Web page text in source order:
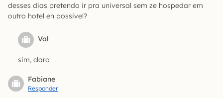
desses dias pretendo ir pra universal sem ze hospedar em
outro hotel eh possivel?
Val
sim, claro
Fabiane
Responder